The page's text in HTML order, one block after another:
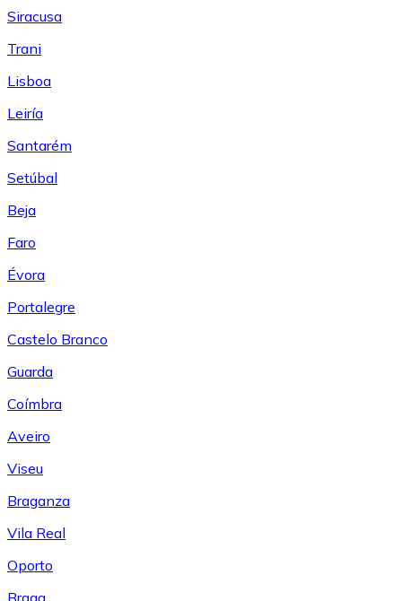
Siracusa
Trani
Lisboa
Leiría
Santarém
Setúbal
Beja
Faro
Évora
Portalegre
Castelo Branco
Guarda
Coímbra
Aveiro
Viseu
Braganza
Vila Real
Oporto
Braga